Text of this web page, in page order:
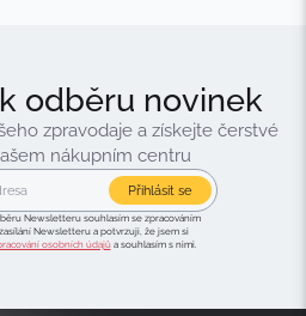
odběru novinek
zpravodaje a získejte čerstvé
nákupním centru
Přihlásit se
Newsletteru souhlasím se zpracováním
Newsletteru a potvrzuji, že jsem si
osobních údajůa souhlasím s nimi.